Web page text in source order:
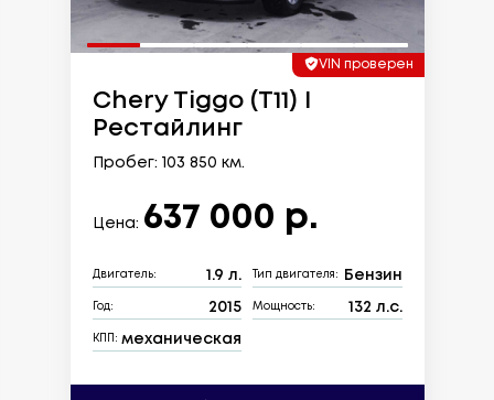
VIN проверен
Chery Tiggo (T11) I
Рестайлинг
Пробег: 103 850 км.
Цена: 637 000 р.
Двигатель: 1.9 л. Тип двигателя: Бензин
Год: 2015 Мощность: 132 л.с.
КПП: механическая